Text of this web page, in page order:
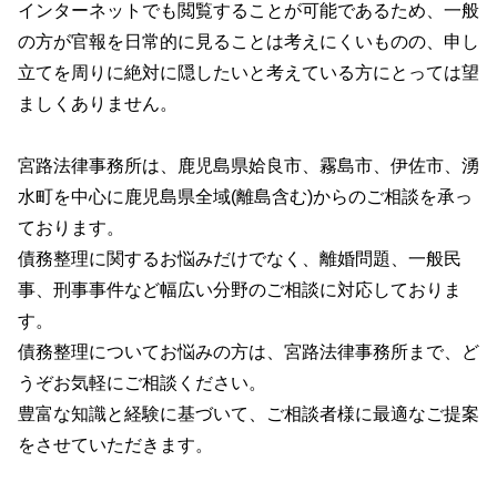
インターネットでも閲覧することが可能であるため、一般
の方が官報を日常的に見ることは考えにくいものの、申し
立てを周りに絶対に隠したいと考えている方にとっては望
ましくありません。
宮路法律事務所は、鹿児島県姶良市、霧島市、伊佐市、湧
水町を中心に鹿児島県全域(離島含む)からのご相談を承っ
ております。
債務整理に関するお悩みだけでなく、離婚問題、一般民
事、刑事事件など幅広い分野のご相談に対応しておりま
す。
債務整理についてお悩みの方は、宮路法律事務所まで、ど
うぞお気軽にご相談ください。
豊富な知識と経験に基づいて、ご相談者様に最適なご提案
をさせていただきます。